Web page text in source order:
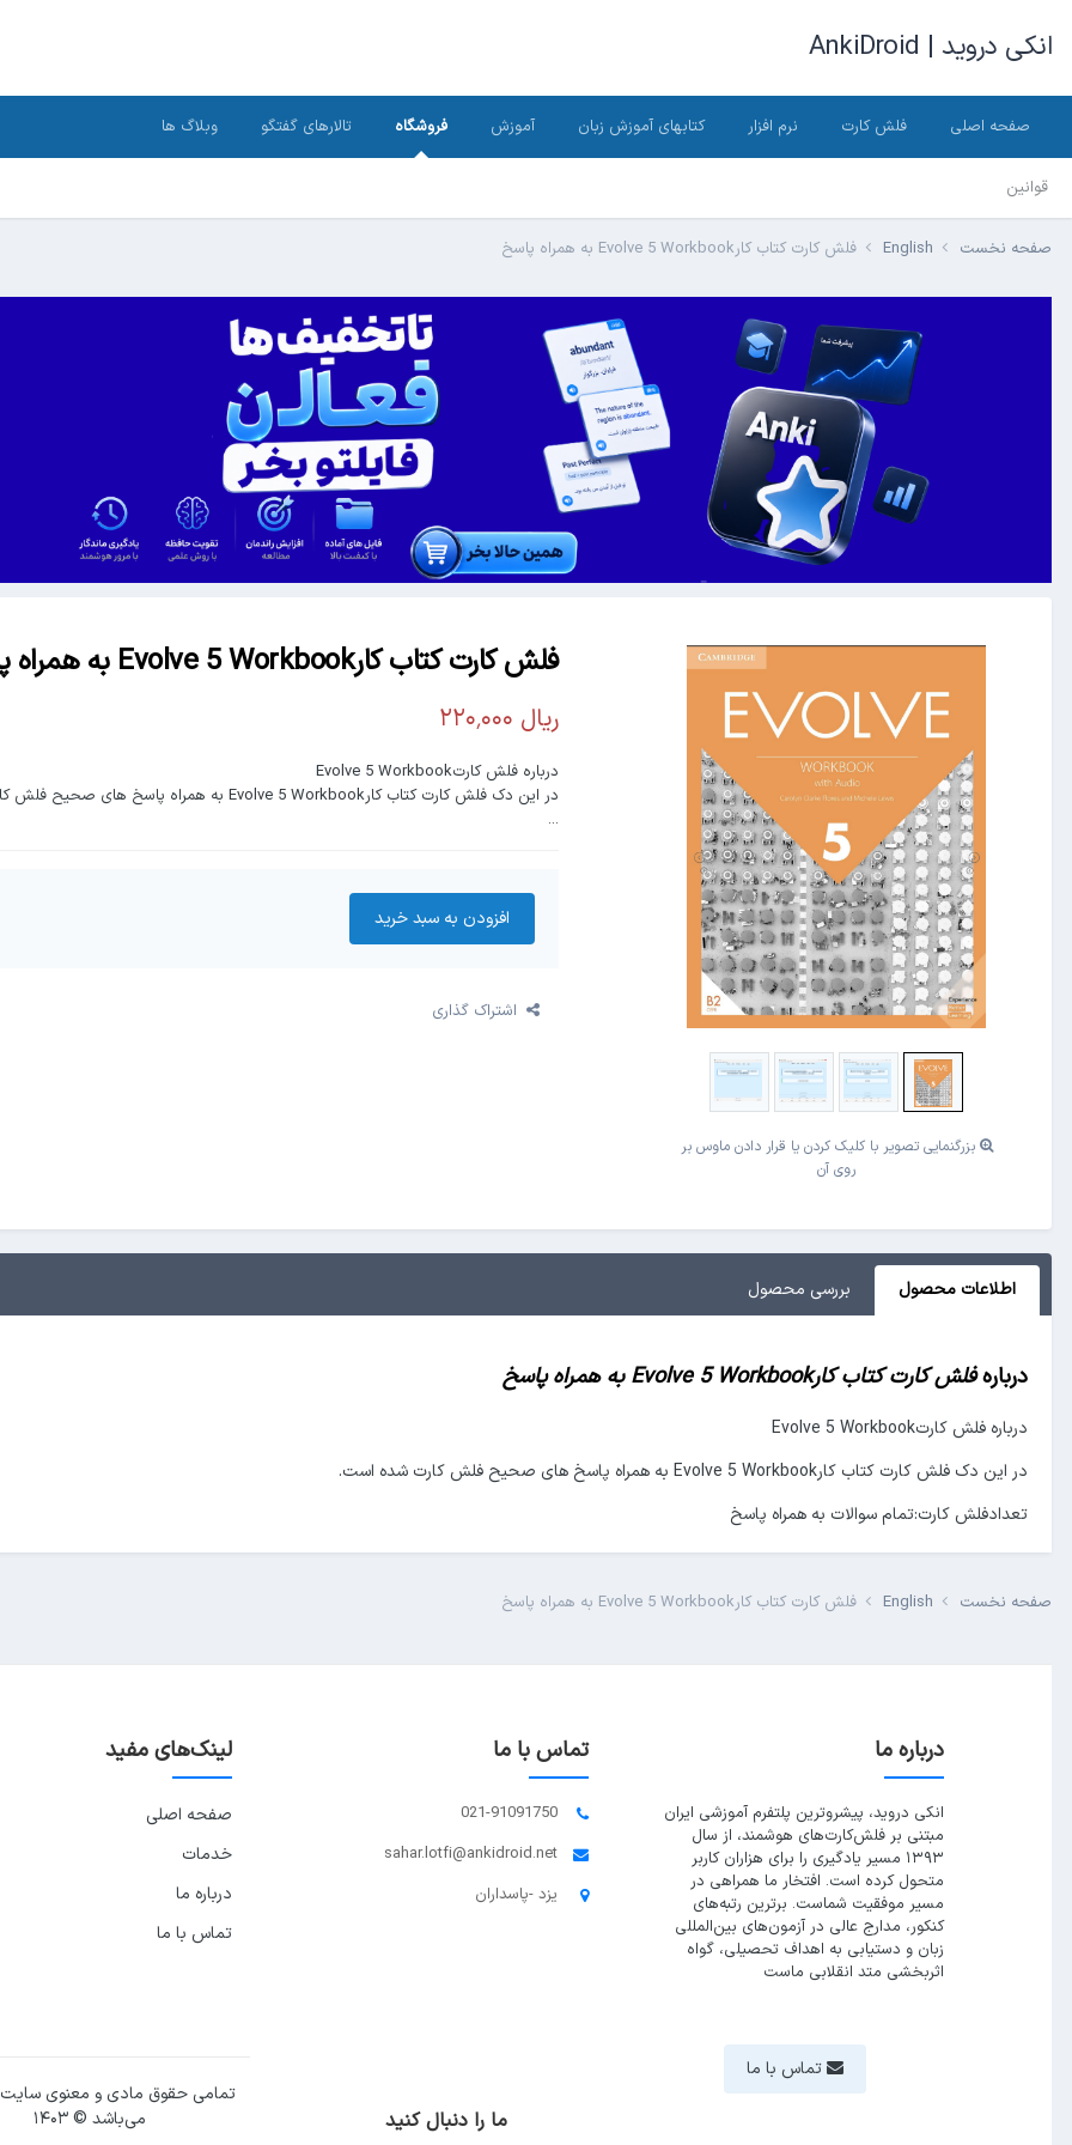
انکی دروید | AnkiDroid
صفحه اصلی فلش کارت نرم افزار کتابهای آموزش زبان آموزش فروشگاه
قوانین
تالارهای گفتگو وبلاگ ها
صفحه نخست English فلش کارت کتاب کارEvolve 5 Workbook به همراه پاسخ
بزرگنمایی تصویر با کلیک کردن یا قرار دادن ماوس بر
روی آن
فلش کارت کتاب کارEvolve 5 Workbook به همراه پاسخ
درباره فلش کارتEvolve 5 Workbook
در این دک فلش کارت کتاب کارEvolve 5 Workbook به همراه پاسخ های صحیح فلش کارت شده است.
...
افزودن به سبد‌ خرید
اشتراک گذاری
اطلاعات محصول بررسی‌ محصول
دربارهفلش کارت کتاب کارEvolve 5 Workbook به همراه پاسخ
درباره فلش کارتEvolve 5 Workbook
در این دک فلش کارت کتاب کارEvolve 5 Workbook به همراه پاسخ های صحیح فلش کارت شده است.
تعدادفلش کارت:تمام سوالات به همراه پاسخ
صفحه نخست English فلش کارت کتاب کارEvolve 5 Workbook به همراه پاسخ
درباره ما
انکی دروید، پیشروترین پلتفرم آموزشی ایران
مبتنی بر فلش‌کارت‌های هوشمند، از سال
۱۳۹۳ مسیر یادگیری را برای هزاران کاربر
متحول کرده است. افتخار ما همراهی در
مسیر موفقیت شماست. برترین رتبه‌های
کنکور، مدارج عالی در آزمون‌های بین‌المللی
زبان و دستیابی به اهداف تحصیلی، گواه
اثربخشی متد انقلابی ماست
تماس با ما
021-91091750
sahar.lotfi@ankidroid.net
یزد -پاسداران
لینک‌های مفید
صفحه اصلی
خدمات
درباره ما
تماس با ما
تماس با ما
ما را دنبال کنید
تمامی حقوق مادی و معنوی
می‌باشد © ۱۴۰۳